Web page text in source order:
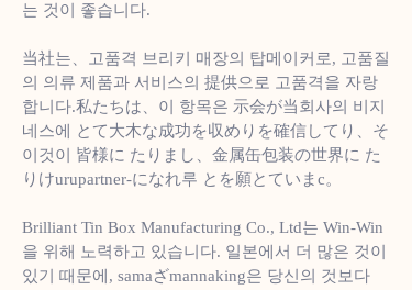
는 것이 좋습니다.
当社는、고품격 브리키 매장의 탑메이커로, 고품질
의 의류 제품과 서비스의 提供으로 고품격을 자랑
합니다.私たちは、이 항목은 示会が当회사의 비지
네스에 とて大木な成功を収めりを確信してり、そ
이것이 皆様に たりまし、金属缶包装の世界に た
りけurupartner-になれ루 とを願とていまс。
Brilliant Tin Box Manufacturing Co., Ltd는 Win-Win
을 위해 노력하고 있습니다. 일본에서 더 많은 것이
있기 때문에, samaざmannaking은 당신의 것보다